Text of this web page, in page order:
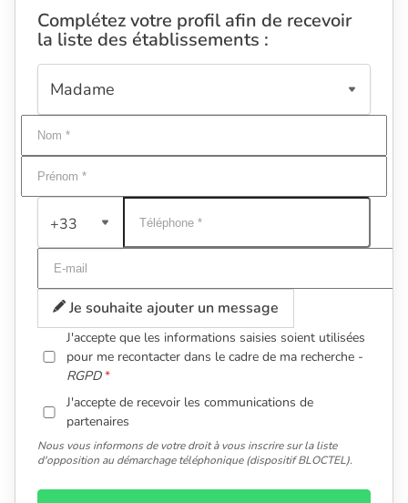
Complétez votre profil afin de recevoir
la liste des établissements :
+33
Je souhaite ajouter un message
J'accepte que les informations saisies soient utilisées
pour me recontacter dans le cadre de ma recherche -
RGPD
J'accepte de recevoir les communications de
partenaires
Nous vous informons de votre droit à vous inscrire sur la liste
d'opposition au démarchage téléphonique (dispositif BLOCTEL).